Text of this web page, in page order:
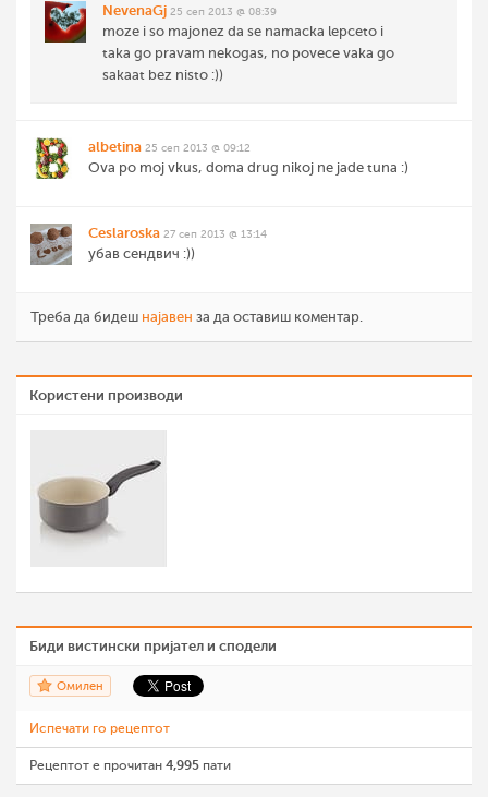
NevenaGj 25 сеп 2013 @ 08:39
moze i so majonez da se namacka lepceto i
taka go pravam nekogas, no povece vaka go
sakaat bez nisto :))
albetina 25 сеп 2013 @ 09:12
Ova po moj vkus, doma drug nikoj ne jade tuna :)
Ceslaroska 27 сеп 2013 @ 13:14
убав сендвич :))
Треба да бидеш најавен за да оставиш коментар.
Користени производи
Биди вистински пријател и сподели
Омилен
Испечати го рецептот
Рецептот е прочитан 4,995 пати